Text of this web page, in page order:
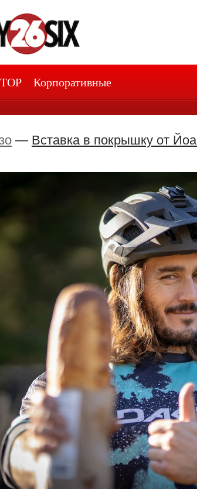
TOP Корпоративные
— Вставка в покрышку от